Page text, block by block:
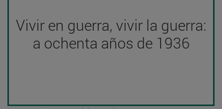
Vivir en guerra, vivir la guerra:
a ochenta años de 1936